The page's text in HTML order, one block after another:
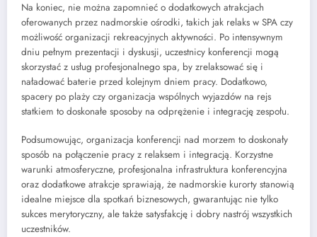
Na koniec, nie można zapomnieć o dodatkowych atrakcjach
oferowanych przez nadmorskie ośrodki, takich jak relaks w SPA czy
możliwość organizacji rekreacyjnych aktywności. Po intensywnym
dniu pełnym prezentacji i dyskusji, uczestnicy konferencji mogą
skorzystać z usług profesjonalnego spa, by zrelaksować się i
naładować baterie przed kolejnym dniem pracy. Dodatkowo,
spacery po plaży czy organizacja wspólnych wyjazdów na rejs
statkiem to doskonałe sposoby na odprężenie i integrację zespołu.
Podsumowując, organizacja konferencji nad morzem to doskonały
sposób na połączenie pracy z relaksem i integracją. Korzystne
warunki atmosferyczne, profesjonalna infrastruktura konferencyjna
oraz dodatkowe atrakcje sprawiają, że nadmorskie kurorty stanowią
idealne miejsce dla spotkań biznesowych, gwarantując nie tylko
sukces merytoryczny, ale także satysfakcję i dobry nastrój wszystkich
uczestników.